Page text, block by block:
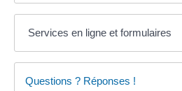
Services en ligne et formulaires
Questions ? Réponses !